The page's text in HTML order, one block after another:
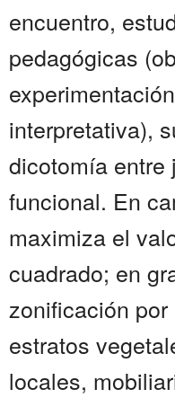
encuentro,
pedagógicas
interpretativa),
dicotomía entre
funcional. En
maximiza el
cuadrado; en
zonificación
estratos
locales,